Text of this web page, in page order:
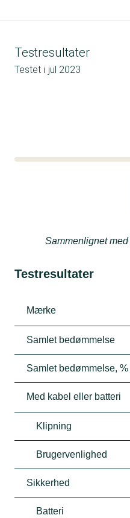
Testresultater
Testet i jul 2023
Sammenlignet med
Testresultater
Mærke
Samlet bedømmelse
Samlet bedømmelse, %
Med kabel eller batteri
Klipning
Brugervenlighed
Sikkerhed
Batteri